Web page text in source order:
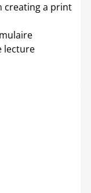
creating a print
lecture